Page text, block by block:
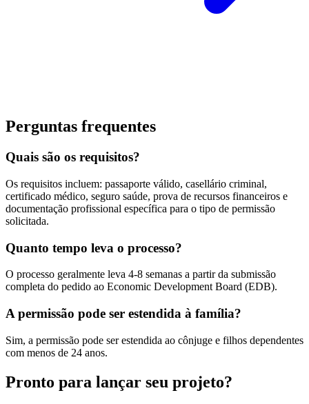
Perguntas frequentes
Quais são os requisitos?
Os requisitos incluem: passaporte válido, casellário criminal,
certificado médico, seguro saúde, prova de recursos financeiros e
documentação profissional específica para o tipo de permissão
solicitada.
Quanto tempo leva o processo?
O processo geralmente leva 4-8 semanas a partir da submissão
completa do pedido ao Economic Development Board (EDB).
A permissão pode ser estendida à família?
Sim, a permissão pode ser estendida ao cônjuge e filhos dependentes
com menos de 24 anos.
Pronto para lançar seu projeto?